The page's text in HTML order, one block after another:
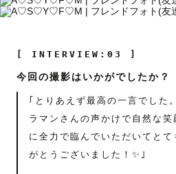
[ INTERVIEW:03 ]
今回の撮影はいかがでしたか？
｢とりあえず最高の一言でした
ラマンさんの声かけで自然な
に全力で臨んでいただいてと
がとうございました！✨｣